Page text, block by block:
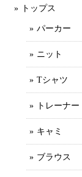
トップス
パーカー
ニット
Tシャツ
トレーナー
キャミ
ブラウス